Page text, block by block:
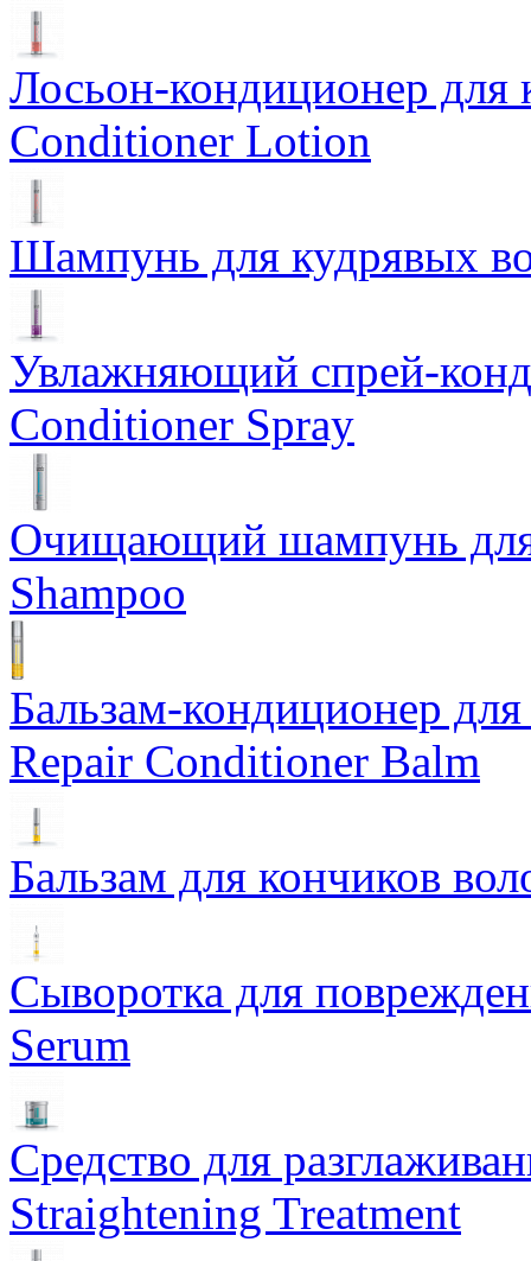
Лосьон-кондиционер для
Conditioner Lotion
Шампунь для кудрявых
Увлажняющий спрей-
Conditioner Spray
Очищающий шампунь
Shampoo
Бальзам-кондиционер
Repair Conditioner Balm
Бальзам для кончиков
Сыворотка для
Serum
Средство для
Straightening Treatment